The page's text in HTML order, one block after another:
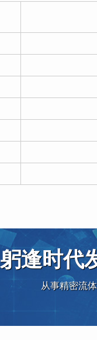
躬逢时代
从事精密流